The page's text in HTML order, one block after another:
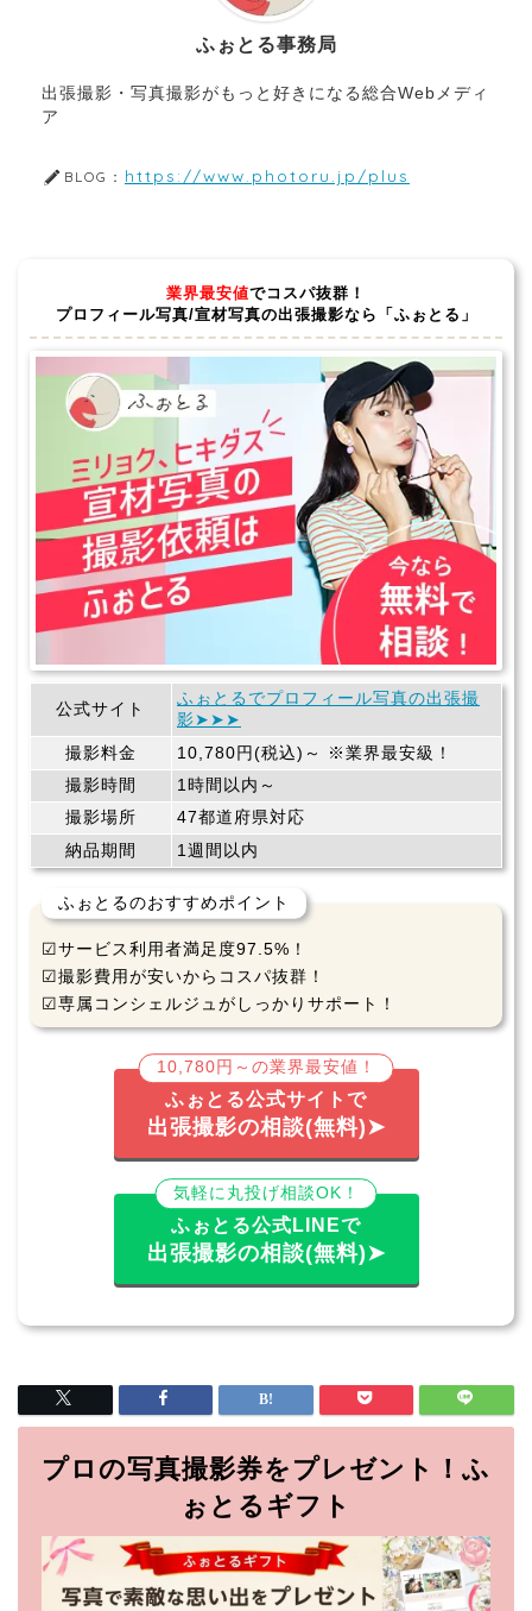
ふぉとる事務局
出張撮影・写真撮影がもっと好きになる総合Webメディ
ア
BLOG： https://www.photoru.jp/plus
業界最安値でコスパ抜群！
プロフィール写真/宣材写真の出張撮影なら「ふぉとる」
公式サイト
ふぉとるでプロフィール写真の出張撮
影➤➤➤
撮影料金
10,780円(税込)～ ※業界最安級！
撮影時間
1時間以内～
撮影場所
47都道府県対応
納品期間
1週間以内
ふぉとるのおすすめポイント
☑サービス利用者満足度97.5%！
☑撮影費用が安いからコスパ抜群！
☑専属コンシェルジュがしっかりサポート！
10,780円～の業界最安値！
ふぉとる公式サイトで
出張撮影の相談(無料)➤
気軽に丸投げ相談OK！
ふぉとる公式LINEで
出張撮影の相談(無料)➤
プロの写真撮影券をプレゼント！ふ
ぉとるギフト